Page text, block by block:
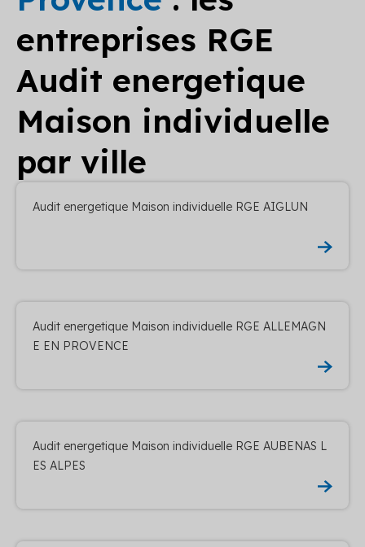
entreprises RGE
Audit energetique
Maison individuelle
par ville
Audit energetique Maison individuelle RGE AIGLUN
Audit energetique Maison individuelle RGE ALLEMAGN
E EN PROVENCE
Audit energetique Maison individuelle RGE AUBENAS L
ES ALPES